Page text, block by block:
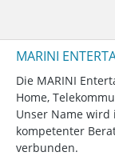
MARINI
Die MARINI
Home,
Unser Name
kompetenter
verbunden.